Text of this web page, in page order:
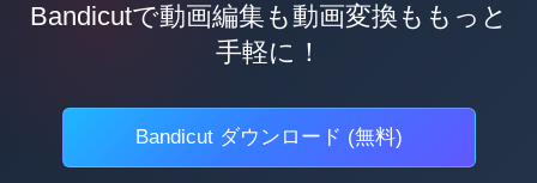
Bandicutで動画編集も動画変換ももっと
手軽に！
Bandicut ダウンロード (無料)